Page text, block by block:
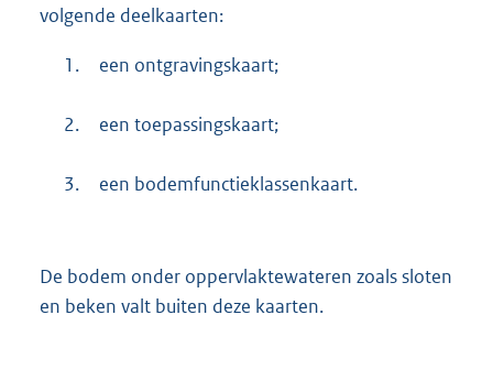
volgende deelkaarten:
1. een ontgravingskaart;
2. een toepassingskaart;
3. een bodemfunctieklassenkaart.
De bodem onder oppervlaktewateren zoals sloten
en beken valt buiten deze kaarten.